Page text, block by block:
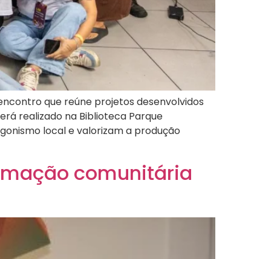
que reúne projetos desenvolvidos
realizado na Biblioteca Parque
local e valorizam a produção
comunitária